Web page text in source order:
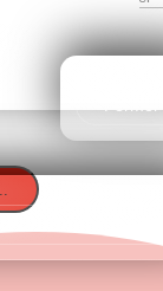
Sélectionner
Fermer